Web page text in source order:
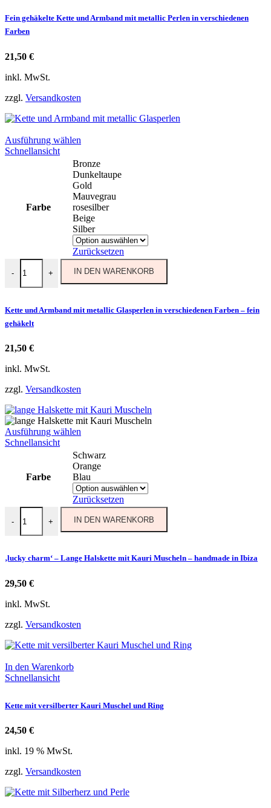
gewählt
Fein gehäkelte Kette und Armband mit metallic Perlen in verschiedenen
Farben
21,50 €
inkl. MwSt.
zzgl. Versandkosten
Ausführung wählen
weist
mehrere
Varianten
auf.
Die
Optionen
können
auf
der
Produktseite
gewählt
werden
Schnellansicht
Farbe
Bronze
Dunkeltaupe
Gold
Mauvegrau
rosesilber
Beige
Silber
Zurücksetzen
-
Kette und Armband mit metallic Glasperlen in verschiedenen Farben
+ IN DEN WARENKORB
Kette und Armband mit metallic Glasperlen in verschiedenen Farben – fein
gehäkelt
21,50 €
inkl. MwSt.
zzgl. Versandkosten
Ausführung wählen
weist
mehrere
Varianten
auf.
Die
Optionen
können
auf
gewählt
Schnellansicht
Farbe
Schwarz
Orange
Blau
Zurücksetzen
-
'lucky charm' - Lange Halskette mit Kauri Muscheln - handmade in
+ IN DEN WARENKORB
‚lucky charm‘ – Lange Halskette mit Kauri Muscheln – handmade in Ibiza
29,50 €
inkl. MwSt.
zzgl. Versandkosten
In den Warenkorb
Schnellansicht
Kette mit versilberter Kauri Muschel und Ring
24,50 €
inkl. 19 % MwSt.
zzgl. Versandkosten